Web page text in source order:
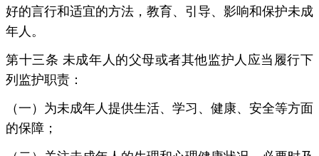
好的言行和适宜的方法，教育、引导、影响和保护未成
年人。
第十三条 未成年人的父母或者其他监护人应当履行下
列监护职责：
（一）为未成年人提供生活、学习、健康、安全等方面
的保障；